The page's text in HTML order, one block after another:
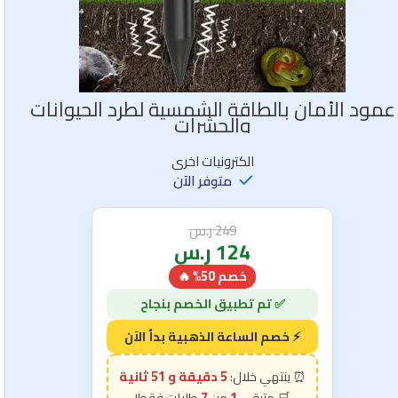
عمود الأمان بالطاقة الشمسية لطرد الحيوانات
والحشرات
الكترونيات اخرى
249 ر.س
124ر.س
خصم 50% 🔥